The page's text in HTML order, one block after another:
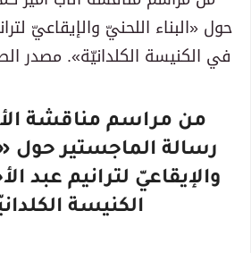
من مراسم مناقشة
رسالة الماجستير حول
والإيقاعيّ لترانيم عبد
الكنيسة